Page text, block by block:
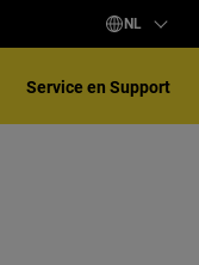
NL
Service en Support